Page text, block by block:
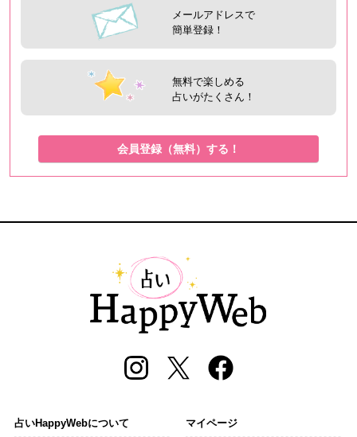
メールアドレスで
簡単登録！
無料で楽しめる
占いがたくさん！
会員登録（無料）する！
占いHappyWebについて マイページ